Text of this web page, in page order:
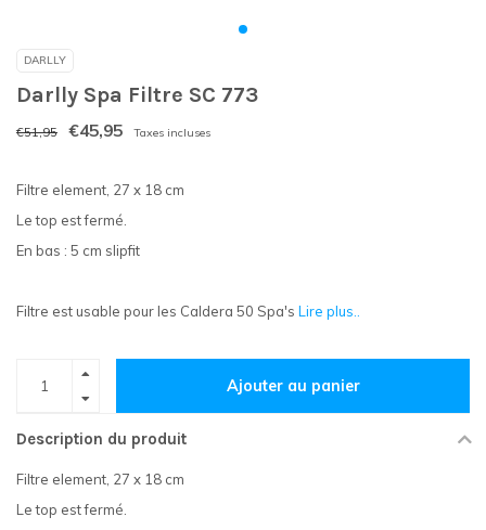
DARLLY
Darlly Spa Filtre SC 773
€51,95 €45,95 Taxes incluses
Filtre element, 27 x 18 cm
Le top est fermé.
En bas : 5 cm slipfit
Filtre est usable pour les Caldera 50 Spa's Lire plus..
Ajouter au panier
Description du produit
Filtre element, 27 x 18 cm
Le top est fermé.